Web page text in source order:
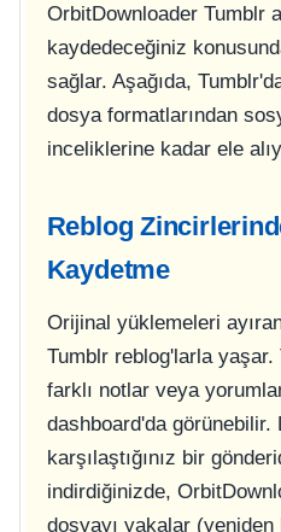
OrbitDownloader Tumblr
kaydedeceğiniz
sağlar. Aşağıda,
dosya formatlarından
inceliklerine kadar ele
Reblog
Kaydetme
Orijinal yüklemeleri
Tumblr reblog'larla
farklı notlar veya
dashboard'da görünebilir.
karşılaştığınız bir
indirdiğinizde,
dosyayı yakalar (yeniden